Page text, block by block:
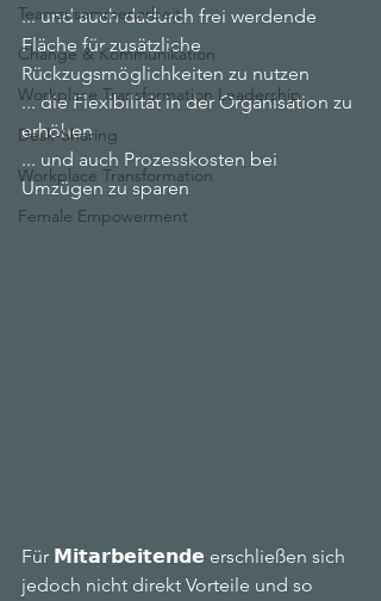
Teamzusammenarbeit
Change & Kommunikation
Workplace Transformation Leadership
Desk-Sharing
Workplace Transformation
Female Empowerment
... und auch dadurch frei werdende
Fläche für zusätzliche
Rückzugsmöglichkeiten zu nutzen
... die Flexibilität in der Organisation zu
erhöhen
... und auch Prozesskosten bei
Umzügen zu sparen
Für 𝗠𝗶𝘁𝗮𝗿𝗯𝗲𝗶𝘁𝗲𝗻𝗱𝗲 erschließen sich
jedoch nicht direkt Vorteile und so